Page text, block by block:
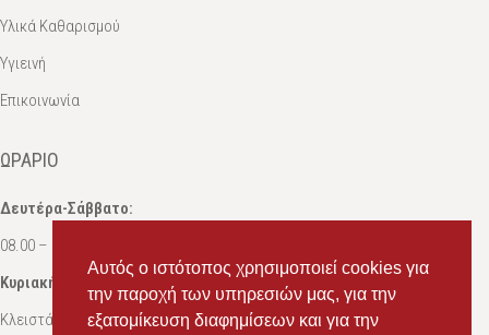
Αυτός ο ιστότοπος χρησιμοποιεί cookies για
την παροχή των υπηρεσιών μας, για την
εξατομίκευση διαφημίσεων και για την
Υλικά Καθαρισμού
Υγιεινή
Επικοινωνία
ΩΡΆΡΙΟ
Δευτέρα-Σάββατο:
08.00 – 16.00
Κυριακή:
Κλειστά